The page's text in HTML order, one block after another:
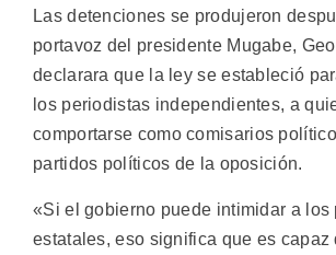
Las detenciones se produjeron
portavoz del presidente Mugabe,
declarara que la ley se estableció
los periodistas independientes, a
comportarse como comisarios
partidos políticos de la oposición.
«Si el gobierno puede intimidar a los
estatales, eso significa que es capaz